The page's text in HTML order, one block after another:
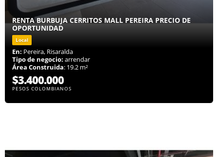
RENTA BURBUJA CERRITOS MALL PEREIRA PRECIO DE
OPORTUNIDAD
Local
En: Pereira, Risaralda
Tipo de negocio: arrendar
Área Construida: 19.2 m²
$3.400.000
PESOS COLOMBIANOS